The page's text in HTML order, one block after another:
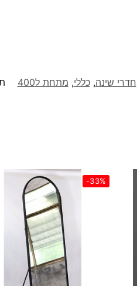
חדרי שינה,כללי, מתחת ל400
-33%